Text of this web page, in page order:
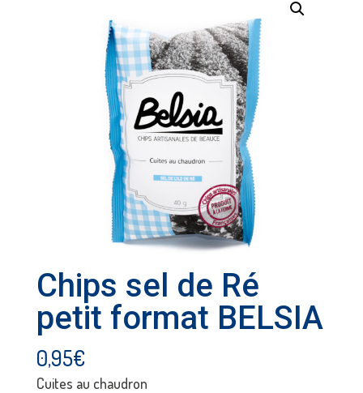
Chips sel de Ré
petit format BELSIA
0,95€
Cuites au chaudron